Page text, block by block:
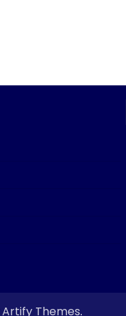
Artify Themes.